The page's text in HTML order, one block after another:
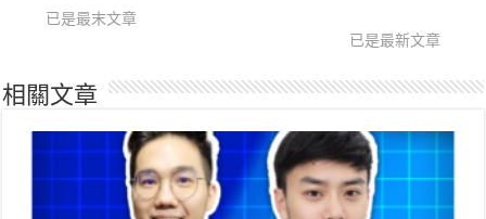
已是最末文章
已是最新文章
相關文章